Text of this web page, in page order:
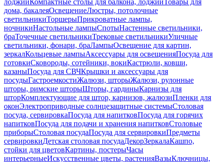
лоджииКомпактные столы для балкона, лоджииТовары для
дома, бакалеяОсвещениеЛюстры, потолочные
светильникиТоршерыПрикроватные лампы,
ночникиНастольные лампыСпотыНастенные светильники,
браТочечные светильникиТрековые светильникиУличные
светильники, фонари, браЛампыОсвещение для картин,
зеркалКольцевые лампыАксессуары для освещенияПосуда для
готовкиСковороды, сотейники, вокиКастрюли, ковши,
казаныПосуда для СВЧКрышки и аксессуары для
посудыГастроемкостиЖалюзи, шторыЖалюзи, рулонные
шторы, римские шторыШторы, гардиныКарнизы для
шторКомплектующие для штор, карнизов, жалюзиПленки для
оконЭлектроприводные солнцезащитные системыСтоловая
посуда, сервировкаПосуда для напитковПосуда для горячих
напитковПосуда для подачи и хранения напитковСтоловые
приборыСтоловая посудаПосуда для сервировкиПредметы
сервировкиДетская столовая посудаДекорЗеркалаКашпо,
стойки для цветовКартины, постерыЧасы
интерьерныеИскусственные цветы, растенияВазыКлючницы,